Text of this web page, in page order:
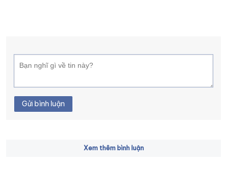
Gửi bình luận
Xem thêm bình luận